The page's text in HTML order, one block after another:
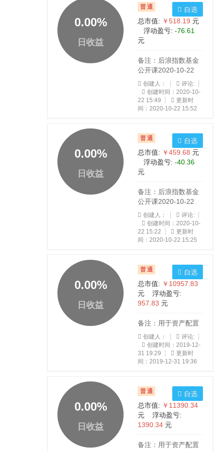
0.00%
日收益
普通
总市值: ￥518.19 元
浮动盈亏: -76.61
元
备注：后浪指数基金
公开课2020-10-22
创建人：
评论:
创建时间：2020-10-
22 15:49
更新时
间：2020-10-22 15:52
自选
0.00%
日收益
普通
总市值: ￥459.68 元
浮动盈亏: -40.36
元
备注：后浪指数基金
公开课2020-10-22
创建人：
评论:
创建时间：2020-10-
22 15:22
更新时
间：2020-10-22 15:25
自选
0.00%
日收益
普通
总市值: ￥10957.83
元 浮动盈亏:
957.83 元
备注：用于资产配置
创建人：
评论:
创建时间：2019-12-
31 19:29
更新时
间：2019-12-31 19:36
自选
0.00%
日收益
普通
总市值: ￥11390.34
元 浮动盈亏:
1390.34 元
备注：用于资产配置
自选